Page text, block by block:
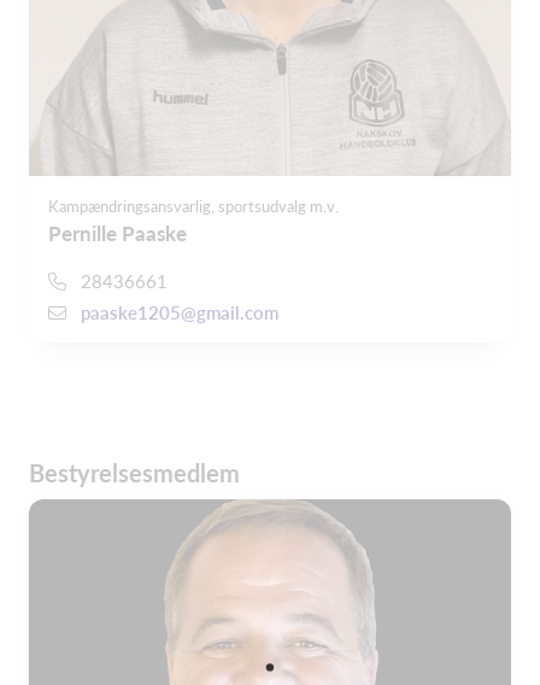
Kampændringsansvarlig, sportsudvalg m.v.
Pernille Paaske
28436661
paaske1205@gmail.com
Bestyrelsesmedlem